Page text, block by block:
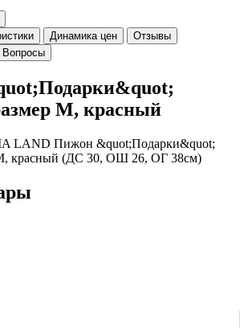
Динамика цен
Отзывы
Вопросы
M, красный
LAND Пижон &quot;Подарки&quot;
красный (ДС 30, ОШ 26, ОГ 38см)